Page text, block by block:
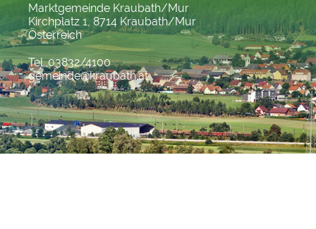
Marktgemeinde Kraubath/Mur
Kirchplatz 1, 8714 Kraubath/Mur
Österreich
Tel. 03832/4100
gemeinde@kraubath.at